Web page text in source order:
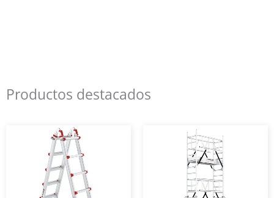
Productos destacados